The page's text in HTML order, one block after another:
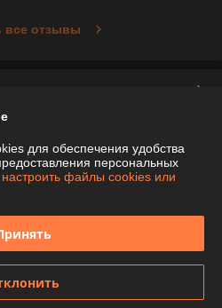
все отзывы
для обеспечения удобства
персональных
файлы cookies или